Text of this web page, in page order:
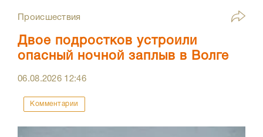
Происшествия
Двое подростков устроили
опасный ночной заплыв в Волге
06.08.2026 12:46
Комментарии